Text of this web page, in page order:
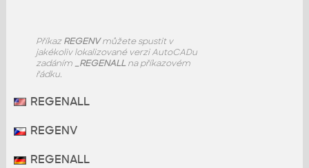
PříkazREGENVmůžete spustit v
jakékoliv lokalizované verzi AutoCADu
zadáním _REGENALLna příkazovém
řádku.
REGENALL
REGENV
REGENALL